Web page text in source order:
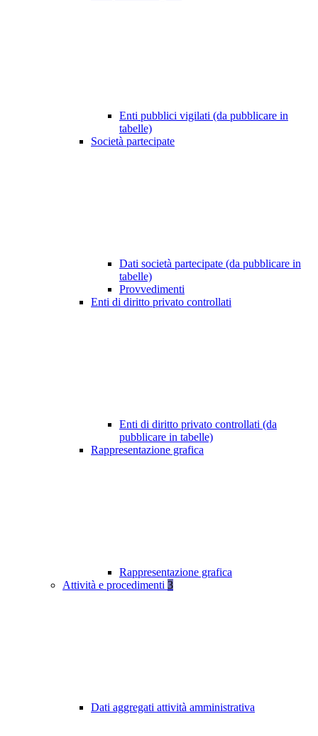
Enti pubblici vigilati (da pubblicare in
tabelle)
Società partecipate
Dati società partecipate (da pubblicare in
tabelle)
Provvedimenti
Enti di diritto privato controllati
Enti di diritto privato controllati (da
pubblicare in tabelle)
Rappresentazione grafica
Rappresentazione grafica
Attività e procedimenti 3
Dati aggregati attività amministrativa